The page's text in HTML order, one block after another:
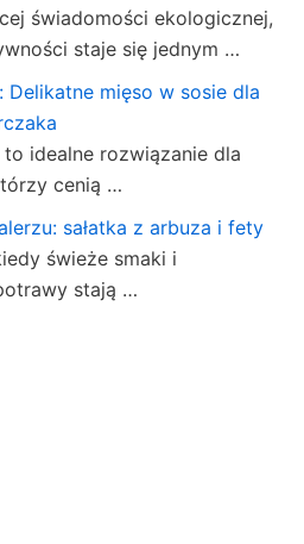
świadomości ekologicznej,
staje się jednym …
Delikatne mięso w sosie dla
idealne rozwiązanie dla
cenią …
sałatka z arbuza i fety
świeże smaki i
stają …